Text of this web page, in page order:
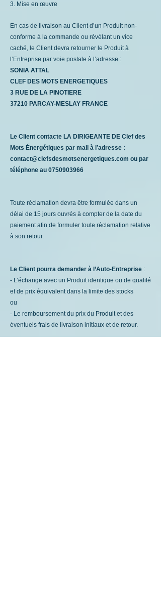
3. Mise en œuvre
En cas de livraison au Client d’un Produit non-
conforme à la commande ou révélant un vice
caché, le Client devra retourner le Produit à
l’Entreprise par voie postale à l’adresse :
SONIA ATTAL
CLEF DES MOTS ENERGETIQUES
3 RUE DE LA PINOTIERE
37210 PARCAY-MESLAY FRANCE
Le Client contacte LA DIRIGEANTE DE Clef des
Mots Énergétiques par mail à l’adresse :
contact@clefsdesmotsenergetiques.com ou par
téléphone au 0750903966
Toute réclamation devra être formulée dans un
délai de 15 jours ouvrés à compter de la date du
paiement afin de formuler toute réclamation relative
à son retour.
Le Client pourra demander à l’Auto-Entreprise :
- L’échange avec un Produit identique ou de qualité
et de prix équivalent dans la limite des stocks
ou
- Le remboursement du prix du Produit et des
éventuels frais de livraison initiaux et de retour.